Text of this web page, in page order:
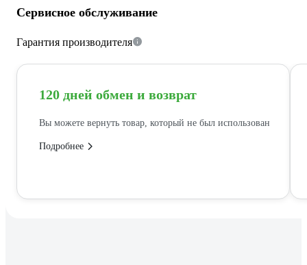
Сервисное обслуживание
Гарантия производителя
120 дней обмен и возврат
Вы можете вернуть товар, который не был использован
Подробнее